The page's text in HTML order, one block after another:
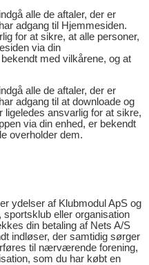
alle de aftaler, der er
adgang til Hjemmesiden.
for at sikre, at alle personer,
via din
med vilkårene, og at
alle de aftaler, der er
adgang til at downloade og
ligeledes ansvarlig for at sikre,
via din enhed, er bekendt
overholder dem.
ydelser af Klubmodul ApS og
eller organisation
din betaling af Nets A/S
indløser, der samtidig sørger
til nærværende forening,
som du har købt en